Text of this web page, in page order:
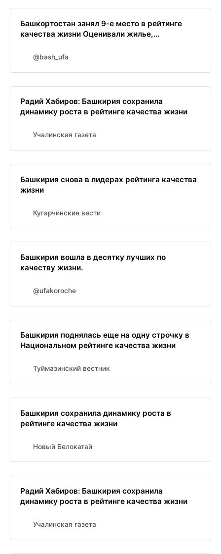
Башкортостан занял 9-е место в рейтинге
качества жизни Оценивали жилье,...
@bash_ufa
Радий Хабиров: Башкирия сохранила
динамику роста в рейтинге качества жизни
Учалинская газета
Башкирия снова в лидерах рейтинга качества
жизни
Кугарчинские вести
Башкирия вошла в десятку лучших по
качеству жизни.
@ufakoroche
Башкирия поднялась еще на одну строчку в
Национальном рейтинге качества жизни
Туймазинский вестник
Башкирия сохранила динамику роста в
рейтинге качества жизни
Новый Белокатай
Радий Хабиров: Башкирия сохранила
динамику роста в рейтинге качества жизни
Учалинская газета